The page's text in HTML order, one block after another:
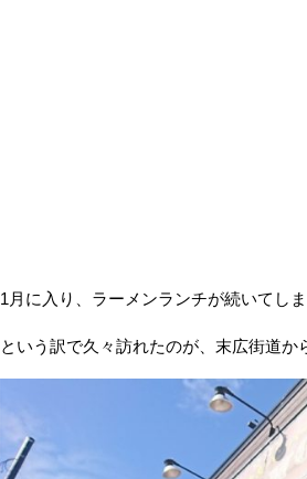
1月に入り、ラーメンランチが続いてし
という訳で久々訪れたのが、末広街道